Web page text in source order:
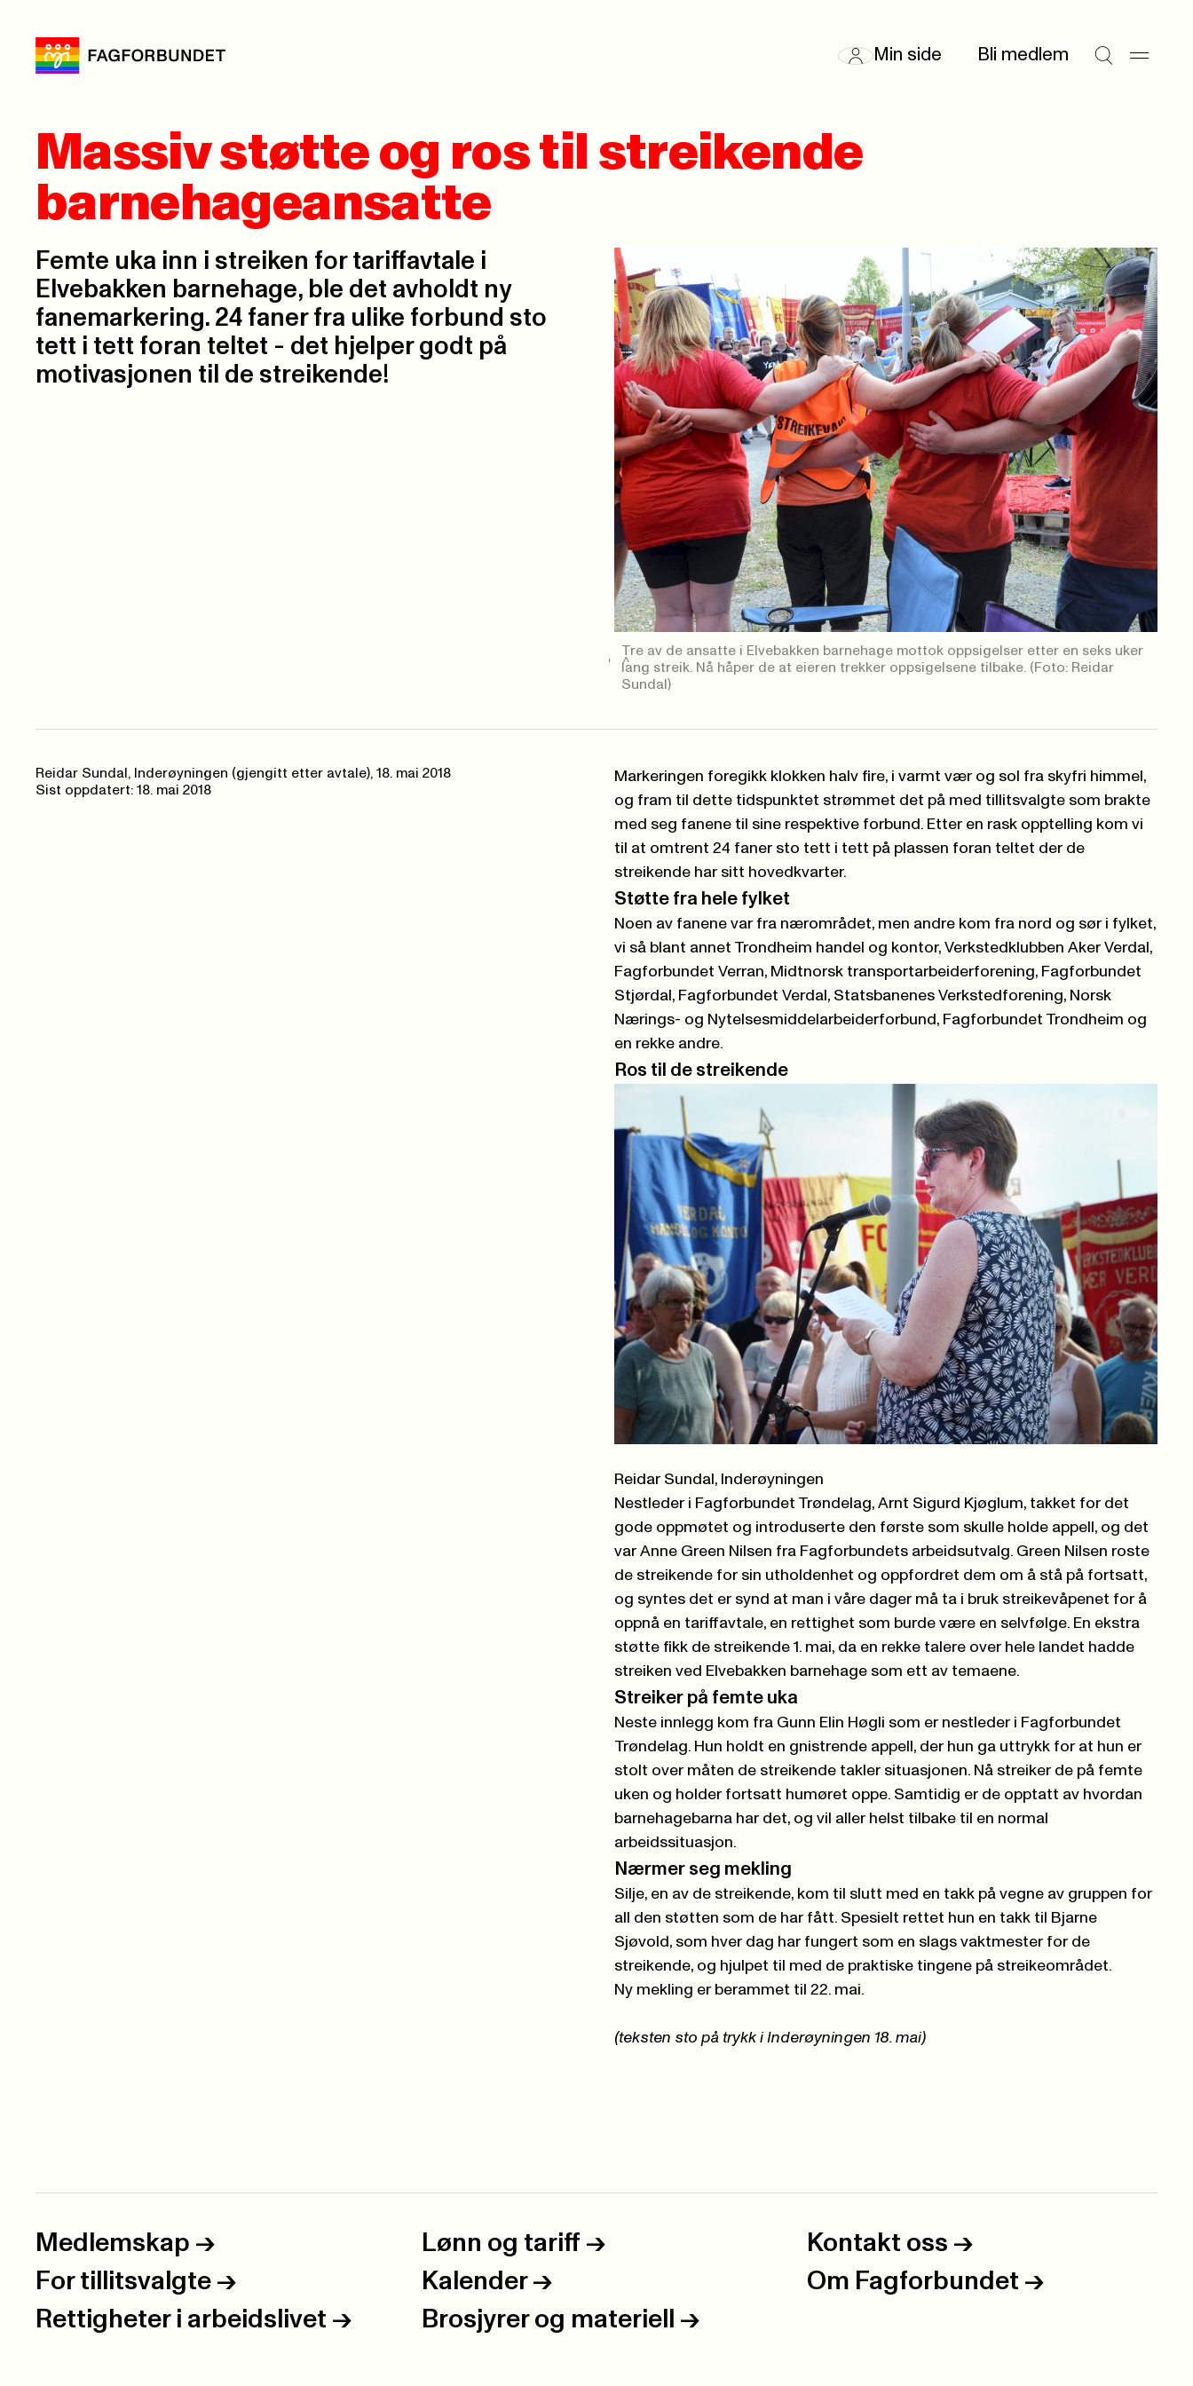
Min side Bli medlem
Massiv støtte og ros til streikende
barnehageansatte
Femte uka inn i streiken for tariffavtale i
Elvebakken barnehage, ble det avholdt ny
fanemarkering. 24 faner fra ulike forbund sto
tett i tett foran teltet - det hjelper godt på
motivasjonen til de streikende!
Tre av de ansatte i Elvebakken barnehage mottok oppsigelser etter en seks uker
lang streik. Nå håper de at eieren trekker oppsigelsene tilbake. (Foto: Reidar
Sundal)
Reidar Sundal, Inderøyningen (gjengitt etter avtale), 18. mai 2018
Sist oppdatert: 18. mai 2018
Markeringen foregikk klokken halv fire, i varmt vær og sol fra skyfri himmel,
og fram til dette tidspunktet strømmet det på med tillitsvalgte som brakte
med seg fanene til sine respektive forbund. Etter en rask opptelling kom vi
til at omtrent 24 faner sto tett i tett på plassen foran teltet der de
streikende har sitt hovedkvarter.
Støtte fra hele fylket
Noen av fanene var fra nærområdet, men andre kom fra nord og sør i fylket,
vi så blant annet Trondheim handel og kontor, Verkstedklubben Aker Verdal,
Fagforbundet Verran, Midtnorsk transportarbeiderforening, Fagforbundet
Stjørdal, Fagforbundet Verdal, Statsbanenes Verkstedforening, Norsk
Nærings- og Nytelsesmiddelarbeiderforbund, Fagforbundet Trondheim og
en rekke andre.
Ros til de streikende
Reidar Sundal, Inderøyningen
Nestleder i Fagforbundet Trøndelag, Arnt Sigurd Kjøglum, takket for det
gode oppmøtet og introduserte den første som skulle holde appell, og det
var Anne Green Nilsen fra Fagforbundets arbeidsutvalg. Green Nilsen roste
de streikende for sin utholdenhet og oppfordret dem om å stå på fortsatt,
og syntes det er synd at man i våre dager må ta i bruk streikevåpenet for å
oppnå en tariffavtale, en rettighet som burde være en selvfølge. En ekstra
støtte fikk de streikende 1. mai, da en rekke talere over hele landet hadde
streiken ved Elvebakken barnehage som ett av temaene.
Streiker på femte uka
Neste innlegg kom fra Gunn Elin Høgli som er nestleder i Fagforbundet
Trøndelag. Hun holdt en gnistrende appell, der hun ga uttrykk for at hun er
stolt over måten de streikende takler situasjonen. Nå streiker de på femte
uken og holder fortsatt humøret oppe. Samtidig er de opptatt av hvordan
barnehagebarna har det, og vil aller helst tilbake til en normal
arbeidssituasjon.
Nærmer seg mekling
Silje, en av de streikende, kom til slutt med en takk på vegne av gruppen for
all den støtten som de har fått. Spesielt rettet hun en takk til Bjarne
Sjøvold, som hver dag har fungert som en slags vaktmester for de
streikende, og hjulpet til med de praktiske tingene på streikeområdet.
Ny mekling er berammet til 22. mai.
(teksten sto på trykk i Inderøyningen 18. mai)
Medlemskap -> Lønn og tariff -> Kontakt oss ->
For tillitsvalgte -> Kalender -> Om Fagforbundet ->
Rettigheter i arbeidslivet -> Brosjyrer og materiell ->